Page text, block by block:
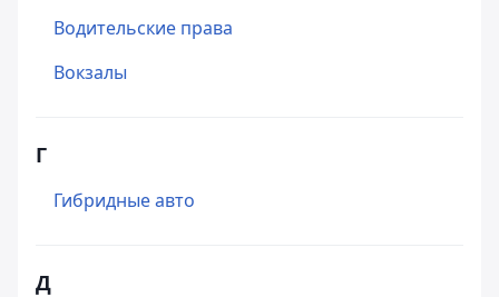
Водительские права
Вокзалы
Г
Гибридные авто
Д